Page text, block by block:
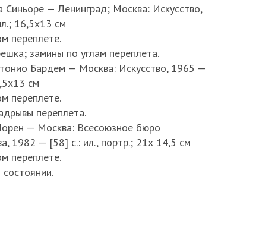
Синьоре — Ленинград; Москва: Искусство,
16,5х13 см
переплете.
замины по углам переплета.
Бардем — Москва: Искусство, 1965 —
см
переплете.
переплета.
— Москва: Всесоюзное бюро
1982 — [58] с.: ил., портр.; 21х 14,5 см
переплете.